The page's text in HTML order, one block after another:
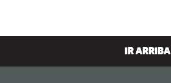
IR ARRIBA